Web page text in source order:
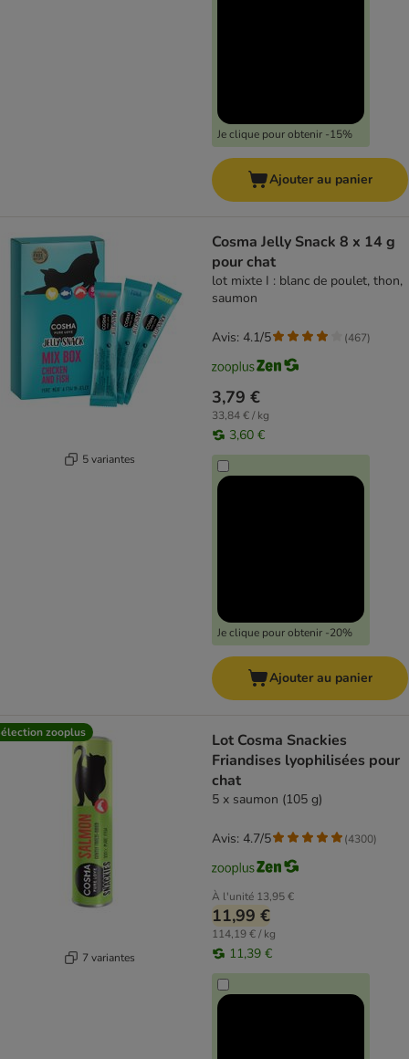
Je clique pour obtenir -15%
Ajouter au panier
5 variantes
Cosma Jelly Snack 8 x 14 g
pour chat
lot mixte I : blanc de poulet, thon,
saumon
3,79 €
33,84 € / kg
3,60 €
Je clique pour obtenir -20%
Avis: 4.1/5 (467)
Ajouter au panier
zooplus
7 variantes
Lot Cosma Snackies
Friandises lyophilisées pour
chat
5 x saumon (105 g)
À l'unité 13,95 €
11,99 €
114,19 € / kg
11,39 €
Avis: 4.7/5 (4300)